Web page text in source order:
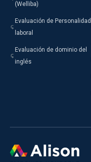
(Welliba)
Evaluación de Personalidad
laboral
Evaluación de dominio del
inglés